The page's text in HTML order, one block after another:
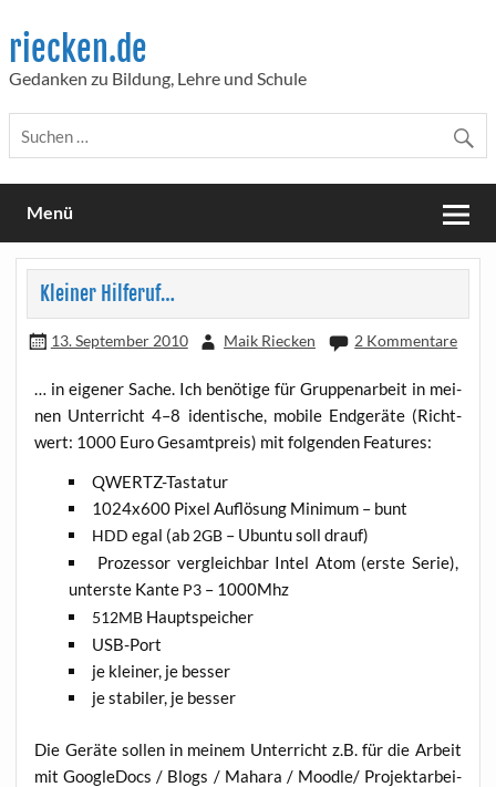
content
riecken.de
Gedanken zu Bildung, Lehre und Schule
Menü
Kleiner Hilferuf…
13. September 2010 Maik Riecken 2 Kommentare
… in eige­ner Sache. Ich benö­ti­ge für Grup­pen­ar­beit in mei­
nen Unter­richt 4–8 iden­ti­sche, mobi­le End­ge­rä­te (Richt­
wert: 1000 Euro Gesamt­preis) mit fol­gen­den Features:
QWERTZ-Tas­ta­tur
1024x600 Pixel Auf­lö­sung Mini­mum – bunt
HDD egal (ab 2GB– Ubun­tu soll drauf)
Pro­zes­sor ver­gleich­bar Intel Atom (ers­te Serie),
unters­te Kan­te P3– 1000Mhz
512MBHaupt­spei­cher
USB-Port
je klei­ner, je besser
je sta­bi­ler, je besser
Die Gerä­te sol­len in mei­nem Unter­richt z.B. für die Arbeit
mit Goo­g­le­Docs / Blogs / Maha­ra / Moodle/ Pro­jekt­ar­bei­